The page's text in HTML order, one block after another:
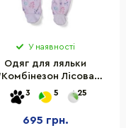
У наявності
Одяг для ляльки
Лісова
BABY BORN 840115
розмір 43 см
3 5 25
695 грн.